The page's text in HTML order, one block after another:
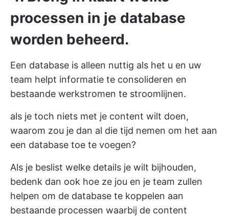
processen in je database
worden beheerd.
Een database is alleen nuttig als het u en uw
team helpt informatie te consolideren en
bestaande werkstromen te stroomlijnen.
als je toch niets met je content wilt doen,
waarom zou je dan al die tijd nemen om het aan
een database toe te voegen?
Als je beslist welke details je wilt bijhouden,
bedenk dan ook hoe ze jou en je team zullen
helpen om de database te koppelen aan
bestaande processen waarbij de content